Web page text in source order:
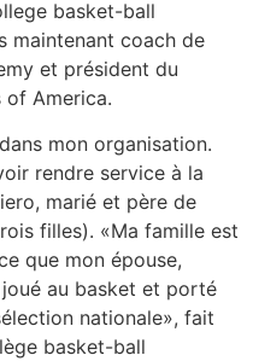
basket-ball
maintenant coach de
et président du
America.
mon organisation.
rendre service à la
marié et père de
filles). «Ma famille est
que mon épouse,
au basket et porté
nationale», fait
basket-ball